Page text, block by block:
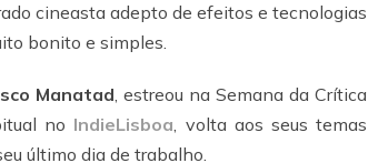
cineasta adepto de efeitos e tecnologias
bonito e simples.
Manatad, estreou na Semana da Crítica
no IndieLisboa, volta aos seus temas
último dia de trabalho.